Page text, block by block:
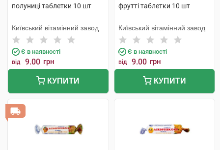
полуниці таблетки 10 шт
Київський вітамінний завод
Є в наявності
від 9.00 грн
КУПИТИ
фрутті таблетки 10 шт
Київський вітамінний завод
Є в наявності
від 9.00 грн
КУПИТИ